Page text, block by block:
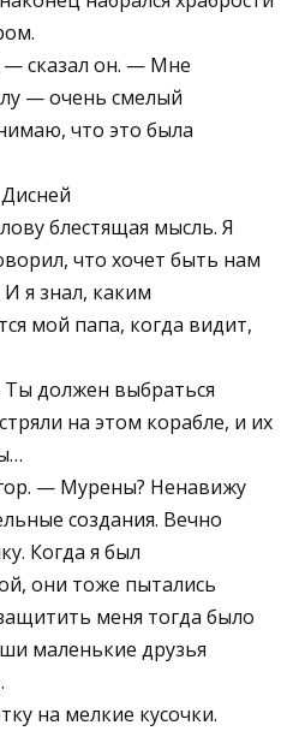
сказал он. — Мне
— очень смелый
что это была
блестящая мысль. Я
что хочет быть нам
я знал, каким
мой папа, когда видит,
должен выбраться
на этом корабле, и их
— Мурены? Ненавижу
создания. Вечно
Когда я был
они тоже пытались
меня тогда было
маленькие друзья
на мелкие кусочки.